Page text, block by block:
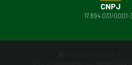
CNPJ
17.894.031/0001-